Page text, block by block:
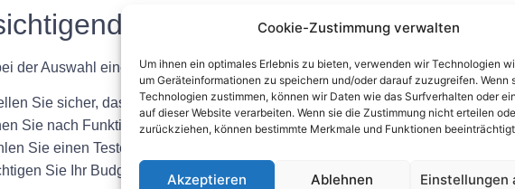
Cookie-Zustimmung verwalten
Um ihnen ein optimales Erlebnis zu bieten, verwenden wir Technologien
um Geräteinformationen zu speichern und/oder darauf zuzugreifen. Wenn
Technologien zustimmen, können wir Daten wie das Surfverhalten oder
auf dieser Website verarbeiten. Wenn sie die Zustimmung nicht erteilen
zurückziehen, können bestimmte Merkmale und Funktionen
Akzeptieren Ablehnen Einstellungen
Faktoren
der Auswahl eines Fluke VDE 0701-Testers die folgenden Faktoren:
Sie sicher, dass der Tester genaue und zuverlässige Ergebnisse liefert.
Sie nach Funktionen wie Isolationsprüfung, Erdungsprüfung und
Sie einen Tester, der robust ist und harten Arbeitsbedingungen standhält.
Sie Ihr Budget und wählen Sie einen Tester mit dem besten Preis-